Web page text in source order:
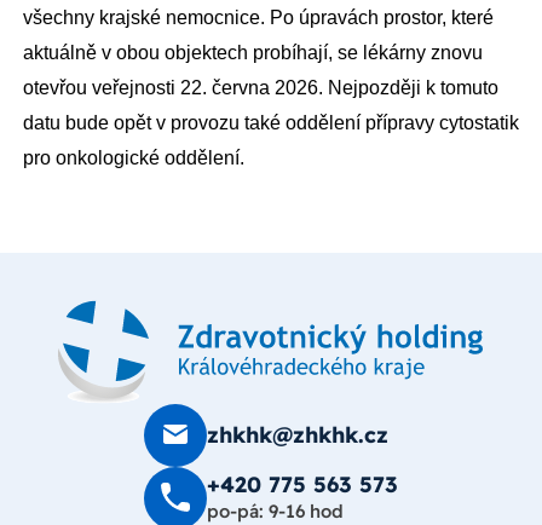
všechny krajské nemocnice. Po úpravách prostor, které
aktuálně v obou objektech probíhají, se lékárny znovu
otevřou veřejnosti 22. června 2026. Nejpozději k tomuto
datu bude opět v provozu také oddělení přípravy cytostatik
pro onkologické oddělení.
zhkhk@zhkhk.cz
+420 775 563 573
po-pá: 9-16 hod